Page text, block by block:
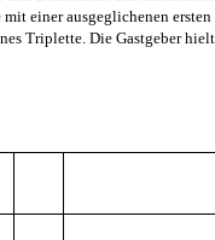
einer ausgeglichenen
Triplette. Die Gastgeber